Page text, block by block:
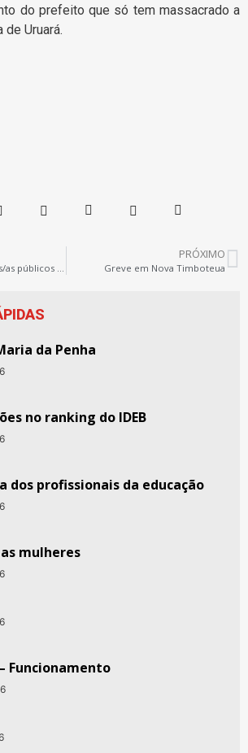
do prefeito que só tem massacrado a
Uruará.
PRÓXIMO
Greve em Nova Timboteua
da Penha
no ranking do IDEB
dos profissionais da educação
mulheres
Funcionamento